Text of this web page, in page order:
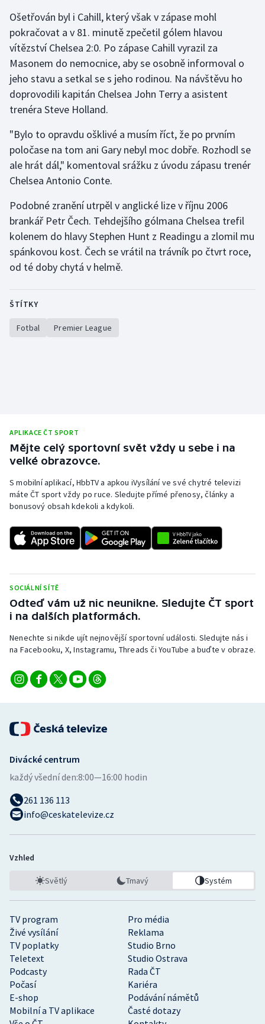
Plavání
Plážový volejbal
Ragby
Rychlostní kanoistika
Short track
Sportovní střelba
Stolní tenis
Triatlon
Ošetřován byl i Cahill, který však v zápase mohl
pokračovat a v 81. minutě zpečetil gólem hlavou
vítězství Chelsea 2:0. Po zápase Cahill vyrazil za
Masonem do nemocnice, aby se osobně informoval o
jeho stavu a setkal se s jeho rodinou. Na návštěvu ho
doprovodili kapitán Chelsea John Terry a asistent
trenéra Steve Holland.
"Bylo to opravdu ošklivé a musím říct, že po prvním
poločase na tom ani Gary nebyl moc dobře. Rozhodl se
ale hrát dál," komentoval srážku z úvodu zápasu trenér
Chelsea Antonio Conte.
Podobné zranění utrpěl v anglické lize v říjnu 2006
brankář Petr Čech. Tehdejšího gólmana Chelsea trefil
kolenem do hlavy Stephen Hunt z Readingu a zlomil mu
spánkovou kost. Čech se vrátil na trávník po čtvrt roce,
od té doby chytá v helmě.
ŠTÍTKY
Fotbal Premier League
APLIKACE ČT SPORT
Mějte celý sportovní svět vždy u sebe i na
velké obrazovce.
S mobilní aplikací, HbbTV a apkou iVysílání ve své chytré televizi
máte ČT sport vždy po ruce. Sledujte přímé přenosy, články a
bonusový obsah kdekoli a kdykoli.
SOCIÁLNÍ SÍTĚ
Odteď vám už nic neunikne. Sledujte ČT sport
i na dalších platformách.
Nenechte si nikde ujít nejnovější sportovní události. Sledujte nás i
na Facebooku, X, Instagramu, Threads či YouTube a buďte v obraze.
TV program
Pro média
Živé vysílání
Reklama
TV poplatky
Studio Brno
Teletext
Studio Ostrava
Podcasty
Rada ČT
Počasí
Kariéra
E-shop
Podávání námětů
Mobilní a TV aplikace
Časté dotazy
Divácké centrum
každý všední den:8:00—16:00 hodin
261 136 113
info@ceskatelevize.cz
Vzhled
Světlý Tmavý Systém